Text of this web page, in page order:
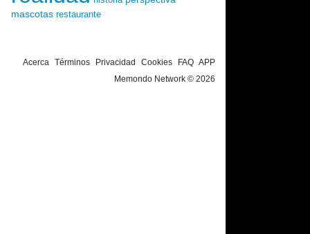
mascotas restaurante
Acerca Términos Privacidad Cookies FAQ APP
Memondo Network © 2026